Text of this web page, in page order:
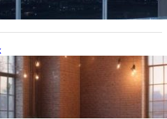
светильники на